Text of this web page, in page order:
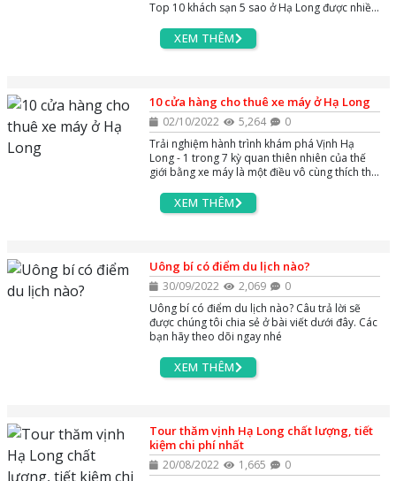
Top 10 khách sạn 5 sao ở Hạ Long được nhiều
xa hoa và chất lượng phục vụ tiện nghi bậc
nhất.
XEM THÊM
10 cửa hàng cho thuê xe máy ở Hạ Long
02/10/2022 5,264
0
Trải nghiệm hành trình khám phá Vịnh Hạ
Long - 1 trong 7 kỳ quan thiên nhiên của thế
giới bằng xe máy là một điều vô cùng thích thú
cửa hàng, địa chỉ cho thuê xe máy cho bạn lựa
chọn. Nhưng làm sao để thuê xe máy Hạ Long
thuê xe máy ở Hạ Long cực uy tín và chất
lượng dưới đây nhé!
XEM THÊM
Uông bí có điểm du lịch nào?
30/09/2022 2,069
0
Uông bí có điểm du lịch nào? Câu trả lời sẽ
được chúng tôi chia sẻ ở bài viết dưới đây. Các
bạn hãy theo dõi ngay nhé
XEM THÊM
Tour thăm vịnh Hạ Long chất lượng, tiết
kiệm chi phí nhất
20/08/2022 1,665
0